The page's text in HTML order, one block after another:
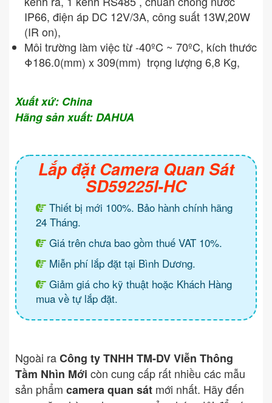
IP66, điện áp DC 12V/3A, công suất 13W,20W
(IR on),
Môi trường làm việc từ -40ºC ~ 70ºC, kích thước
Φ186.0(mm) x 309(mm) trọng lượng 6,8 Kg,
Xuất xứ: China
Hãng sản xuất: DAHUA
Lắp đặt Camera Quan Sát
SD59225I-HC
Thiết bị mới 100%. Bảo hành chính hãng
24 Tháng.
Giá trên chưa bao gồm thuế VAT 10%.
Miễn phí lắp đặt tại Bình Dương.
Giảm giá cho kỹ thuật hoặc Khách Hàng
mua về tự lắp đặt.
Ngoài raCông ty TNHH TM-DV Viễn Thông
Tầm Nhìn Mới còn cung cấp rất nhiều các mẫu
sản phẩm camera quan sát mới nhất. Hãy đến